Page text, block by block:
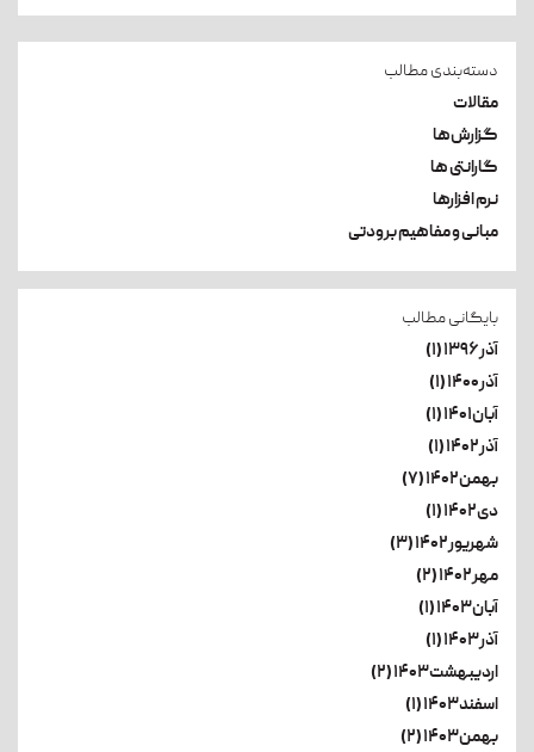
دسته‌بندی مطالب
مقالات
گزارش‌ها
گارانتی ها
نرم افزارها
مبانی و مفاهیم برودتی
بایگانی مطالب
آذر۱۳۹۶ (۱)
آذر۱۴۰۰ (۱)
آبان۱۴۰۱ (۱)
آذر۱۴۰۲ (۱)
بهمن۱۴۰۲ (۷)
دی۱۴۰۲ (۱)
شهریور۱۴۰۲ (۳)
مهر۱۴۰۲ (۲)
آبان۱۴۰۳ (۱)
آذر۱۴۰۳ (۱)
اردیبهشت۱۴۰۳ (۲)
اسفند۱۴۰۳ (۱)
بهمن۱۴۰۳ (۲)